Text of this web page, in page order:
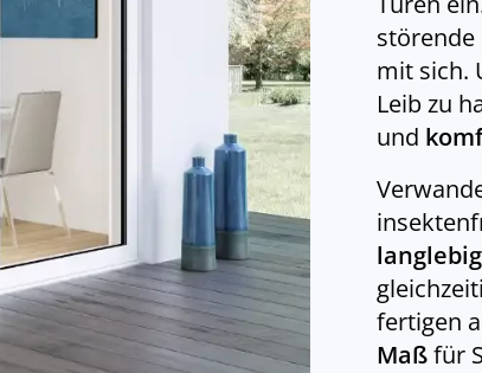
störende
mit sich.
Leib zu
und
fertigen
Maßfür